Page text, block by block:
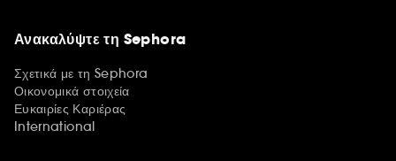
Ανακαλύψτε τη Sephora
Σχετικά με τη Sephora
Οικονομικά στοιχεία
Ευκαιρίες Καριέρας
International